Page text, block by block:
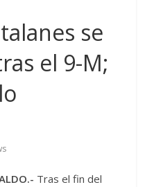
se
el 9-M;
Tras el fin del